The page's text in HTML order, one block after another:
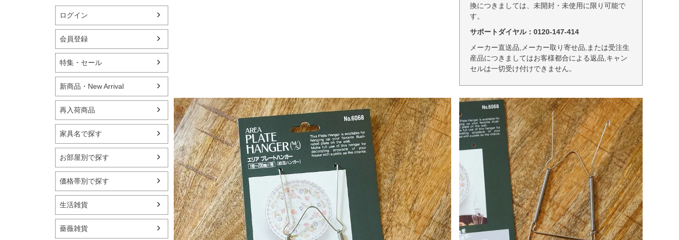
ログイン
会員登録
特集・セール
新商品・New Arrival
再入荷商品
家具名で探す
お部屋別で探す
価格帯別で探す
生活雑貨
薔薇雑貨
換につきましては、未開封・未使用に限り可能で
す。
サポートダイヤル：0120-147-414
メーカー直送品,メーカー取り寄せ品,または受注生
産品につきましてはお客様都合による返品,キャン
セルは一切受け付けできません。